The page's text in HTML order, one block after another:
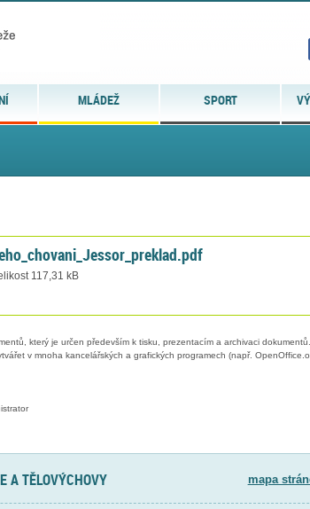
MLÁDEŽ SPORT
117,31 kB
který je určen především k tisku, prezentacím a archivaci
v mnoha kancelářských a grafických programech (např.
A TĚLOVÝCHOVY mapa